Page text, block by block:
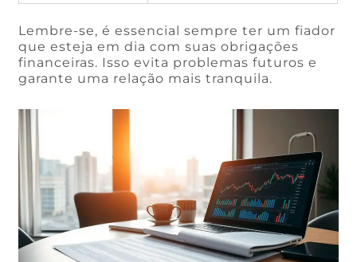
Lembre-se, é essencial sempre ter um fiador
que esteja em dia com suas obrigações
financeiras. Isso evita problemas futuros e
garante uma relação mais tranquila.